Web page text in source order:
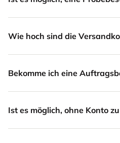
Wie hoch sind die
Bekomme ich eine
Ist es möglich, ohne Konto